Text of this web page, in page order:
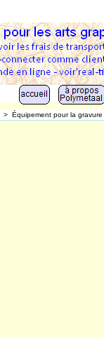
> Équipement pour la gravure